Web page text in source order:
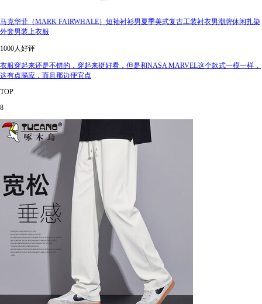
马克华菲（MARK FAIRWHALE）短袖衬衫男夏季美式复古工装衬衣男潮牌休闲扎染
外套男装上衣服
1000人好评
衣服穿起来还是不错的，穿起来挺好看，但是和NASA MARVEL这个款式一模一样，
这有点膈应，而且那边便宜点
TOP
8